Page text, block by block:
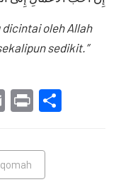
dicintai oleh Allah
sedikit.”
Email
Print